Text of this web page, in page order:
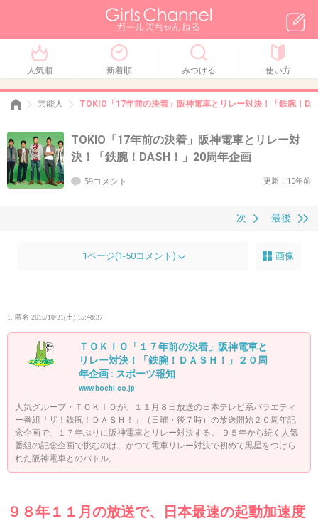
人気順 新着順 みつける 使い方
芸能人 TOKIO「17年前の決着」阪神電車とリレー対決！「鉄腕！
TOKIO「17年前の決着」阪神電車とリレー対
決！「鉄腕！DASH！」20周年企画
59コメント 更新：10年前
最後
次
1ページ(1-50コメント) 画像
1. 匿名 2015/10/31(土) 15:48:37
ＴＯＫＩＯ「１７年前の決着」阪神電車と
リレー対決！「鉄腕！ＤＡＳＨ！」２０周
年企画 : スポーツ報知
www.hochi.co.jp
人気グループ・ＴＯＫＩＯが、１１月８日放送の日本テレビ系バラエティ
ー番組「ザ！鉄腕！ＤＡＳＨ！」（日曜・後７時）の放送開始２０周年記
念企画で、１７年ぶりに阪神電車とリレー対決する。 ９５年から続く人気
番組の記念企画で挑むのは、かつて電車リレー対決で初めて黒星をつけら
れた阪神電車とのバトル。
９８年１１月の放送で、日本最速の起動加速度